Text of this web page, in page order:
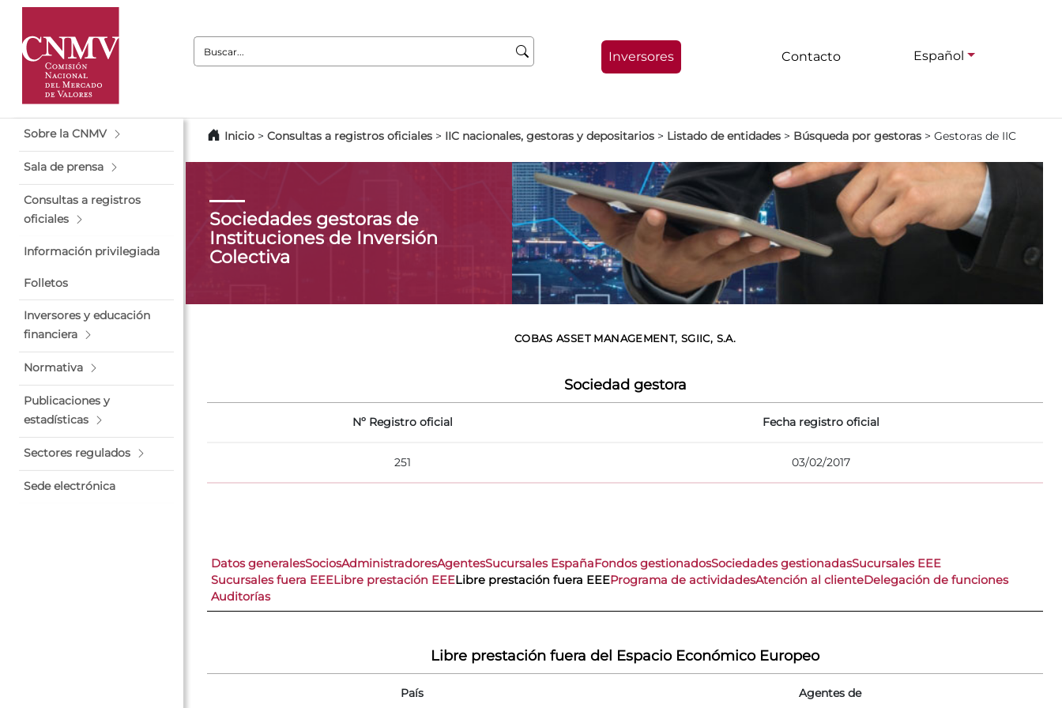
Buscar:
Inversores Contacto Español
Sobre la CNMV
Sala de prensa
Consultas a registros
oficiales
Información privilegiada
Folletos
Inversores y educación
financiera
Normativa
Publicaciones y
estadísticas
Sectores regulados
Sede electrónica
Inicio > Consultas a registros oficiales > IIC nacionales, gestoras y depositarios > Listado de entidades > Búsqueda por gestoras > Gestoras de IIC
Sociedades gestoras de
Instituciones de Inversión
Colectiva
COBAS ASSET MANAGEMENT, SGIIC, S.A.
Sociedad gestora
Nº Registro oficial Fecha registro oficial
251 03/02/2017
Datos generalesSociosAdministradoresAgentesSucursales EspañaFondos gestionadosSociedades gestionadasSucursales EEE
Sucursales fuera EEELibre prestación EEELibre prestación fuera EEEPrograma de actividadesAtención al clienteDelegación de funciones
Auditorías
Libre prestación fuera del Espacio Económico Europeo
País Agentes de